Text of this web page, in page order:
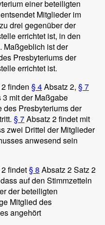
einer beteiligten
Mitglieder im
drei gegenüber der
errichtet ist, in den
Maßgeblich ist der
Presbyteriums der
errichtet ist.
finden § 4Absatz 2, § 7
3 mit der Maßgabe
Presbyteriums der
§ 7Absatz 2 findet mit
zwei Drittel der Mitglieder
anwesend sein
findet§ 8 Absatz 2 Satz 2
auf den Stimmzetteln
der beteiligten
Mitglied des
angehört